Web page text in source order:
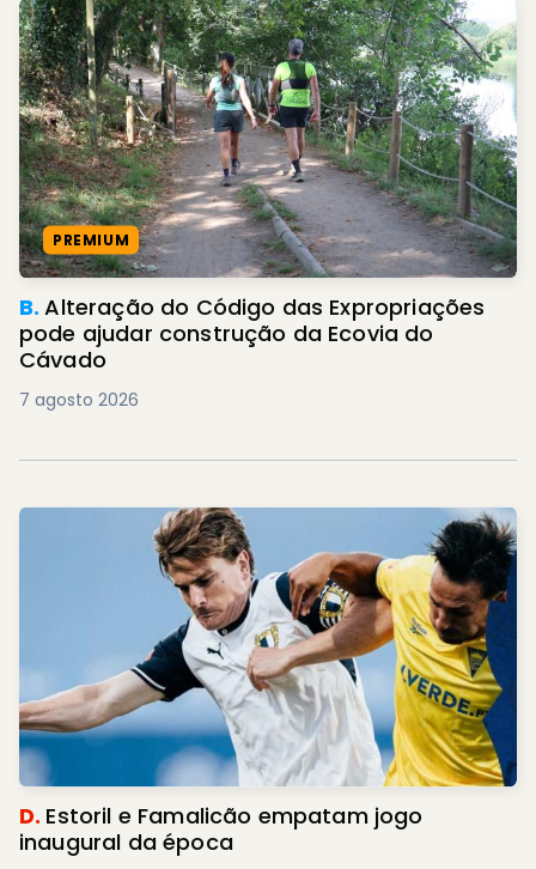
PREMIUM
B.Alteração do Código das Expropriações
pode ajudar construção da Ecovia do
Cávado
7 agosto 2026
D. Estoril e Famalicão empatam jogo
inaugural da época